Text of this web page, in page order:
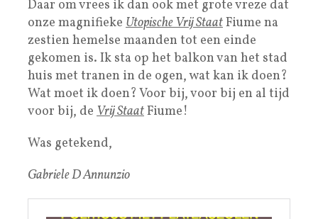
Daar om vrees ik dan ook met grote vreze dat
onze magnifieke Utopische Vrij StaatFiume na
zestien hemelse maanden tot een einde
gekomen is. Ik sta op het balkon van het stad
huis met tranen in de ogen, wat kan ik doen?
Wat moet ik doen? Voor bij, voor bij en al tijd
voor bij, de Vrij StaatFiume!
Was getekend,
Gabriele D Annunzio